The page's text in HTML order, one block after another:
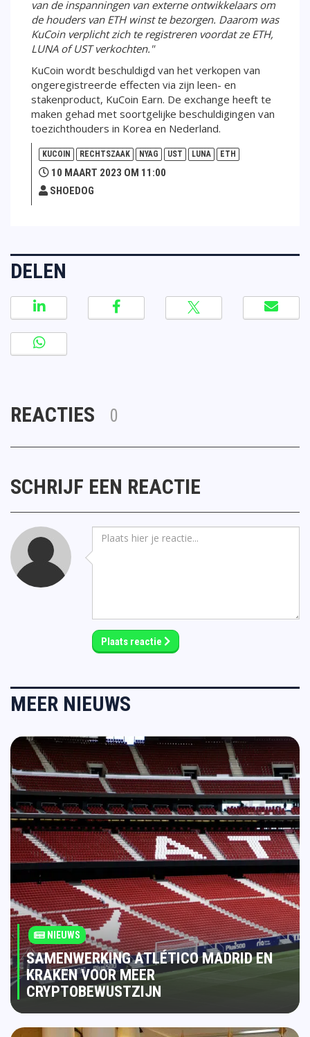
van de inspanningen van externe ontwikkelaars om
de houders van ETH winst te bezorgen. Daarom was
KuCoin verplicht zich te registreren voordat ze ETH,
LUNA of UST verkochten."
KuCoin wordt beschuldigd van het verkopen van
ongeregistreerde effecten via zijn leen- en
stakenproduct, KuCoin Earn. De exchange heeft te
maken gehad met soortgelijke beschuldigingen van
toezichthouders in Korea en Nederland.
KUCOIN RECHTSZAAK NYAG UST LUNA ETH
10 MAART 2023 OM 11:00
SHOEDOG
DELEN
REACTIES 0
SCHRIJF EEN REACTIE
Plaats reactie
MEER NIEUWS
NIEUWS
SAMENWERKING ATLÉTICO MADRID EN
KRAKEN VOOR MEER
CRYPTOBEWUSTZIJN